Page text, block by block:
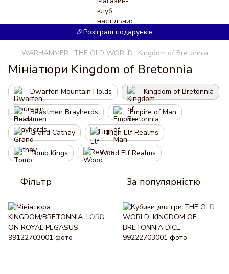
🎉Розіграш подарунків
WARHAMMER THE OLD WORLD Kingdom of Bretonnia
Мініатюри Kingdom of Bretonnia
Dwarfen Mountain Holds Kingdom of Bretonnia
Beastmen Brayherds Empire of Man
Grand Cathay High Elf Realms
Tomb Kings Wood Elf Realms
Фільтр За популярністю